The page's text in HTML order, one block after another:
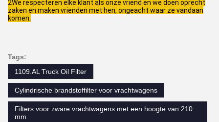
2We respecteren elke klant als onze vriend en we doen oprecht
zaken en maken vrienden met hen, ongeacht waar ze vandaan
komen.
Tags:
1109.AL Truck Oil Filter
Cylindrische brandstoffilter voor vrachtwagens
Filters voor zware vrachtwagens met een hoogte van 210
mm